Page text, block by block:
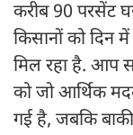
करीब 90 परसेंट
किसानों को दिन
मिल रहा है. आप
को जो आर्थिक
गई है, जबकि